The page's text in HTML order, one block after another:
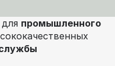
промышленного